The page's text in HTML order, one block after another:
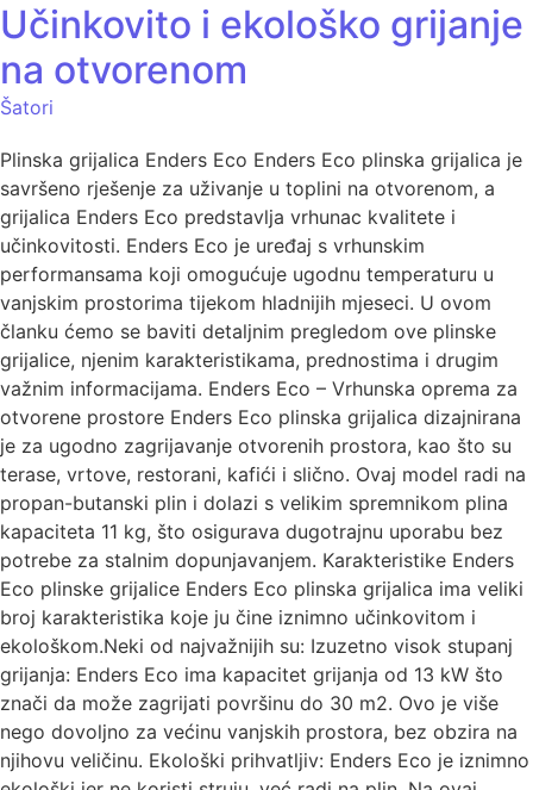
Učinkovito i ekološko grijanje
na otvorenom
Šatori
Plinska grijalica Enders Eco Enders Eco plinska grijalica je
savršeno rješenje za uživanje u toplini na otvorenom, a
grijalica Enders Eco predstavlja vrhunac kvalitete i
učinkovitosti. Enders Eco je uređaj s vrhunskim
performansama koji omogućuje ugodnu temperaturu u
vanjskim prostorima tijekom hladnijih mjeseci. U ovom
članku ćemo se baviti detaljnim pregledom ove plinske
grijalice, njenim karakteristikama, prednostima i drugim
važnim informacijama. Enders Eco – Vrhunska oprema za
otvorene prostore Enders Eco plinska grijalica dizajnirana
je za ugodno zagrijavanje otvorenih prostora, kao što su
terase, vrtove, restorani, kafići i slično. Ovaj model radi na
propan-butanski plin i dolazi s velikim spremnikom plina
kapaciteta 11 kg, što osigurava dugotrajnu uporabu bez
potrebe za stalnim dopunjavanjem. Karakteristike Enders
Eco plinske grijalice Enders Eco plinska grijalica ima veliki
broj karakteristika koje ju čine iznimno učinkovitom i
ekološkom.Neki od najvažnijih su: Izuzetno visok stupanj
grijanja: Enders Eco ima kapacitet grijanja od 13 kW što
znači da može zagrijati površinu do 30 m2. Ovo je više
nego dovoljno za većinu vanjskih prostora, bez obzira na
njihovu veličinu. Ekološki prihvatljiv: Enders Eco je iznimno